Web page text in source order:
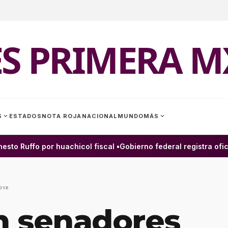
PRIMERA
expand_more ESTADOS NOTA ROJA NACIONAL MUNDOMÁS expand_more
Ruffo por huachicol fiscal •Gobierno federal registra